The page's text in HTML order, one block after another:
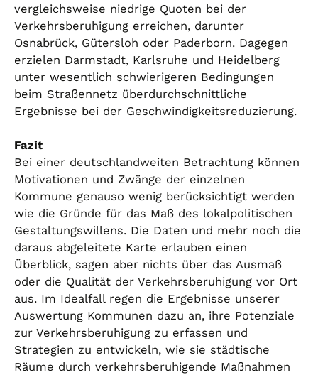
vergleichsweise niedrige Quoten bei der
Verkehrsberuhigung erreichen, darunter
Osnabrück, Gütersloh oder Paderborn. Dagegen
erzielen Darmstadt, Karlsruhe und Heidelberg
unter wesentlich schwierigeren Bedingungen
beim Straßennetz überdurchschnittliche
Ergebnisse bei der Geschwindigkeitsreduzierung.
Fazit
Bei einer deutschlandweiten Betrachtung können
Motivationen und Zwänge der einzelnen
Kommune genauso wenig berücksichtigt werden
wie die Gründe für das Maß des lokalpolitischen
Gestaltungswillens. Die Daten und mehr noch die
daraus abgeleitete Karte erlauben einen
Überblick, sagen aber nichts über das Ausmaß
oder die Qualität der Verkehrsberuhigung vor Ort
aus. Im Idealfall regen die Ergebnisse unserer
Auswertung Kommunen dazu an, ihre Potenziale
zur Verkehrsberuhigung zu erfassen und
Strategien zu entwickeln, wie sie städtische
Räume durch verkehrsberuhigende Maßnahmen